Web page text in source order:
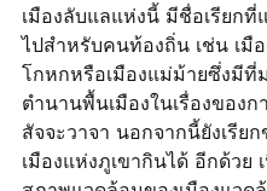
เมืองลับแลแห่งนี้ มีชื่อเรียกที่
ไปสำหรับคนท้องถิ่น เช่น เมื
โกหกหรือเมืองแม่ม้ายซึ่งมีที่
ตำนานพื้นเมืองในเรื่องของก
สัจจะวาจา นอกจากนี้ยังเรีย
เมืองแห่งภูเขากินได้ อีกด้วย